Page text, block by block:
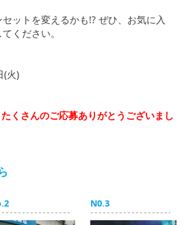
ットを変えるかも!? ぜひ、お気に入
ください。
(火)
くさんのご応募ありがとうございまし
N0.3